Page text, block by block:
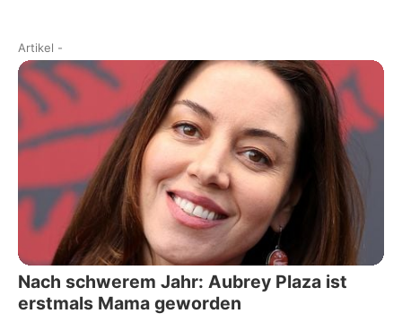
Artikel -
Nach schwerem Jahr: Aubrey Plaza ist
erstmals Mama geworden